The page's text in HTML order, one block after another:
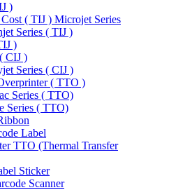
)
( TIJ ) Microjet Series
Series ( TIJ )
)
CIJ )
Series ( CIJ )
( TTO )
Series ( TTO)
Series ( TTO)
Label
TTO (Thermal Transfer
Sticker
Scanner